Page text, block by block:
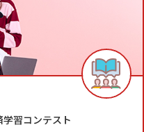
習コンテスト